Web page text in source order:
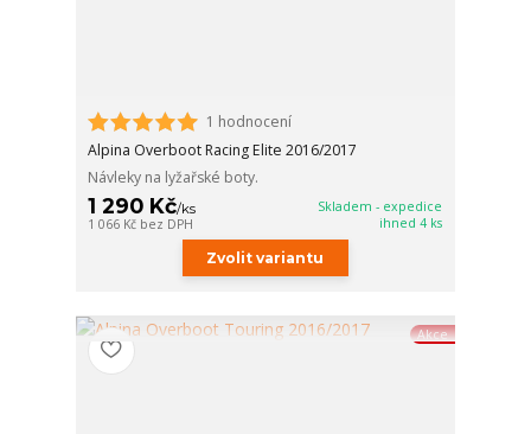
1 hodnocení
Alpina Overboot Racing Elite 2016/2017
Návleky na lyžařské boty.
1 290 Kč/ks
1 066 Kč bez DPH
Skladem - expedice
ihned 4 ks
Zvolit variantu
Akce